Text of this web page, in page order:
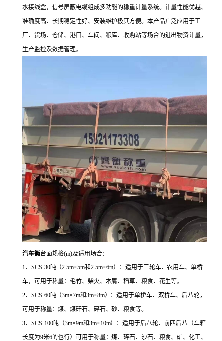
水接线盒，信号屏蔽电缆组成多功能的稳重计量系统。计量性能优越、
准确度高、长期稳定性好、安装维护极其方便。本产品广泛应用于工
厂、货场、仓储、港口、车间、粮库、收购站等场合的进出物资计量，
生产监控及数据管理。
汽车衡台面规格(m)及适用场合：
1、SCS-30吨（2.5m×5m和2.5m×6m）：适用于三轮车、农用车、单桥
车，可用于称量：毛竹、柴火、木屑、稻草、粮食、花生等。
2、SCS-60吨（3m×7m和3m×8m）：适用于单桥车、双桥车、后八轮，
可用于称量：煤、煤矸石、碎石、砂、粮食等。
3、SCS-100吨（3m×9m和3m×10m）：适用于后八轮、前四后八（车箱
长度为9米6的也行）可用于称量：煤、碎石、沙石、粮食、矿、化工、